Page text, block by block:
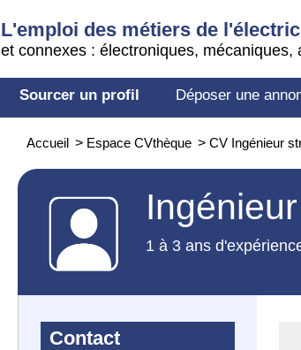
L'emploi des métiers de
et connexes : électroniques, mécaniques,
Sourcer un profil Déposer une
Accueil > Espace CVthèque > CV Ingénieur
1 à 3 ans
Contact